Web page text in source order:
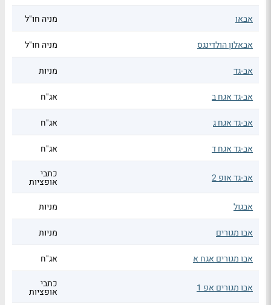
אבאו מניה חו"ל
אבאלון הולדינגס מניה חו"ל
אב-גד מניות
אב-גד אגח ב אג"ח
אב-גד אגח ג אג"ח
אב-גד אגח ד אג"ח
אב-גד אופ 2 כתבי
אופציות
אבגול
מניות
אבו מגורים מניות
אבו מגורים אגח א אג"ח
אבו מגורים אפ 1 כתבי
אופציות